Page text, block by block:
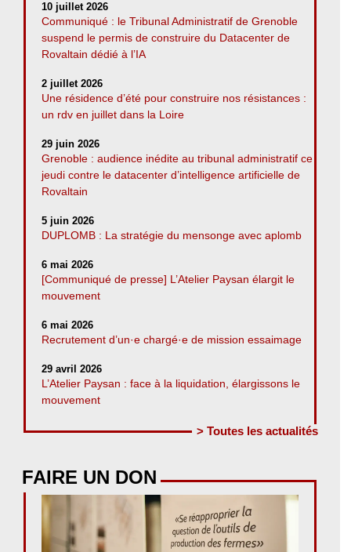
10 juillet 2026
Communiqué : le Tribunal Administratif de Grenoble
suspend le permis de construire du Datacenter de
Rovaltain dédié à l’IA
2 juillet 2026
Une résidence d’été pour construire nos résistances :
un rdv en juillet dans la Loire
29 juin 2026
Grenoble : audience inédite au tribunal administratif ce
jeudi contre le datacenter d’intelligence artificielle de
Rovaltain
5 juin 2026
DUPLOMB : La stratégie du mensonge avec aplomb
6 mai 2026
[Communiqué de presse] L’Atelier Paysan élargit le
mouvement
6 mai 2026
Recrutement d’un·e chargé·e de mission essaimage
29 avril 2026
L’Atelier Paysan : face à la liquidation, élargissons le
mouvement
> Toutes les actualités
FAIRE UN DON